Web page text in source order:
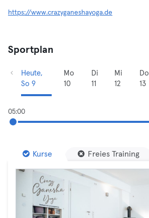
https://www.crazyganeshayoga.de
Sportplan
Heute,
So 9
Mo
10
Di
11
Mi
12
Do
13
05:00
Kurse Freies Training